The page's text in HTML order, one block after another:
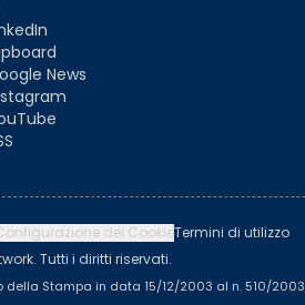
News
dei CookieTermini di utilizzo
Tutti i diritti riservati.
Stampa in data 15/12/2003 al n. 510/2003